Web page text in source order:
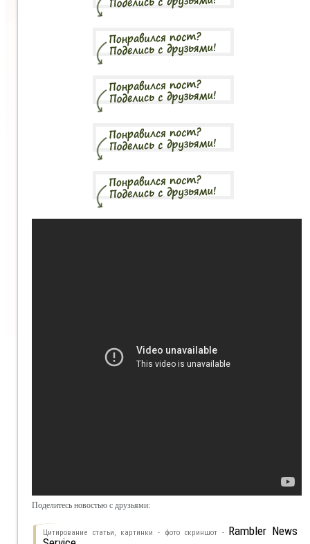
Поделитесь новостью с друзьями:
Цитирование статьи, картинки - фото скриншот - Rambler News